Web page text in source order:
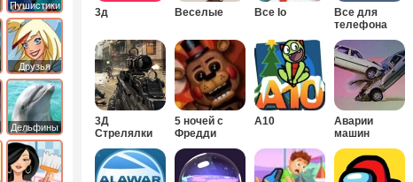
3д Веселые Все Io
Все для
телефона
3Д
Стрелялки
5 ночей с
Фредди
А10
Аварии
машин
Пушистики
Друзья
ангелов
Дельфины